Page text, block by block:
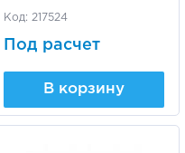
Код: 217524
Под расчет
В корзину